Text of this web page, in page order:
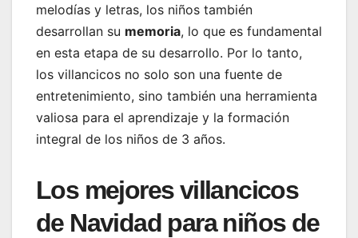
melodías y letras, los niños también
desarrollan su memoria, lo que es fundamental
en esta etapa de su desarrollo. Por lo tanto,
los villancicos no solo son una fuente de
entretenimiento, sino también una herramienta
valiosa para el aprendizaje y la formación
integral de los niños de 3 años.
Los mejores villancicos
de Navidad para niños de